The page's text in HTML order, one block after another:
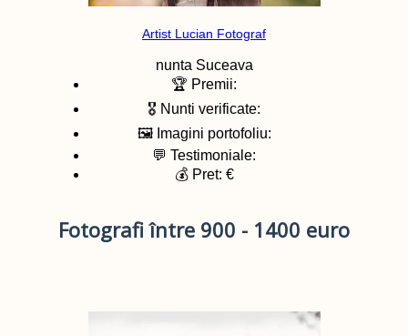
Artist Lucian Fotograf
nunta Suceava
🏆 Premii:
🎖️ Nunti verificate:
🖼️ Imagini portofoliu:
💬 Testimoniale:
💰 Pret: €
Fotografi între 900 - 1400 euro